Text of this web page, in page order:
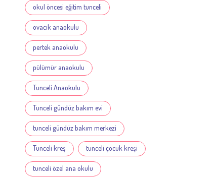
okul öncesi eğitim tunceli
ovacık anaokulu
pertek anaokulu
pülümür anaokulu
Tunceli Anaokulu
Tunceli gündüz bakım evi
tunceli gündüz bakım merkezi
Tunceli kreş tunceli çocuk kreşi
tunceli özel ana okulu